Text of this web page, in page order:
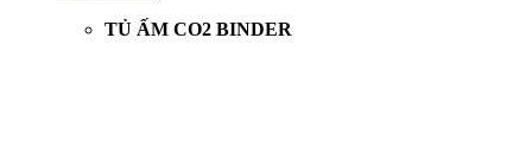
TỦ ẤM CO2 BINDER